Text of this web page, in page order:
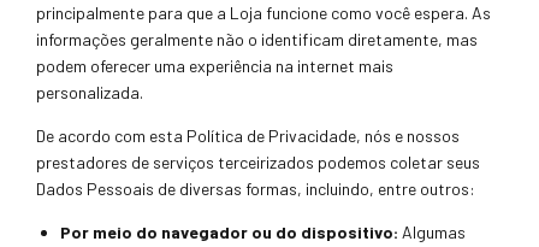
principalmente para que a Loja funcione como você espera. As
informações geralmente não o identificam diretamente, mas
podem oferecer uma experiência na internet mais
personalizada.
De acordo com esta Política de Privacidade, nós e nossos
prestadores de serviços terceirizados podemos coletar seus
Dados Pessoais de diversas formas, incluindo, entre outros:
Por meio do navegador ou do dispositivo: Algumas